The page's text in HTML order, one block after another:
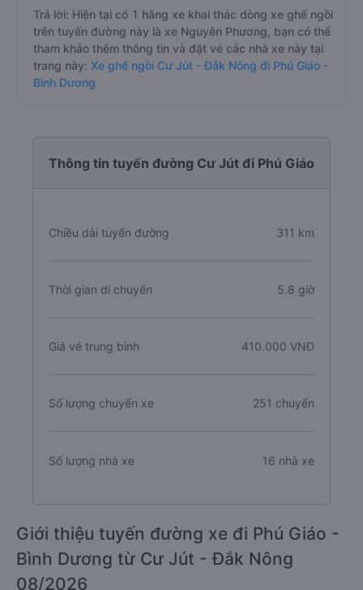
Trả lời: Hiện tại có 1 hãng xe khai thác dòng xe ghế ngồi
trên tuyến đường này là xe Nguyên Phương, bạn có thể
tham khảo thêm thông tin và đặt vé các nhà xe này tại
trang này: Xe ghế ngồi Cư Jút - Đắk Nông đi Phú Giáo -
Bình Dương
Thông tin tuyến đường Cư Jút đi Phú Giáo
Chiều dài tuyến đường 311 km
Thời gian di chuyển 5.8 giờ
Giá vé trung bình 410.000 VNĐ
Số lượng chuyến xe 251 chuyến
Số lượng nhà xe 16 nhà xe
Giới thiệu tuyến đường xe đi Phú Giáo -
Bình Dương từ Cư Jút - Đắk Nông
08/2026